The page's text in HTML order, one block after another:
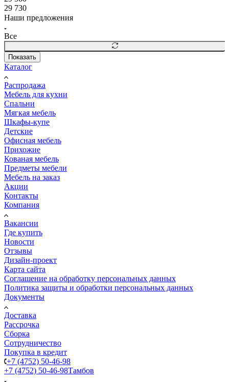
29 730
Наши предложения
Все
Показать
Каталог
Распродажа
Мебель для кухни
Спальни
Мягкая мебель
Шкафы-купе
Детские
Офисная мебель
Прихожие
Кованая мебель
Предметы мебели
Мебель на заказ
Акции
Контакты
Компания
Вакансии
Где купить
Новости
Отзывы
Дизайн-проект
Карта сайта
Соглашение на обработку персональных данных
Политика защиты и обработки персональных данных
Документы
Доставка
Рассрочка
Сборка
Сотрудничество
Покупка в кредит
+7 (4752) 50-46-98
+7 (4752) 50-46-98Тамбов